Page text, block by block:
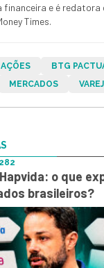
financeira e é redatora
Times.
AÇÕES
BTG
MERCADOS
o que
brasileiros?